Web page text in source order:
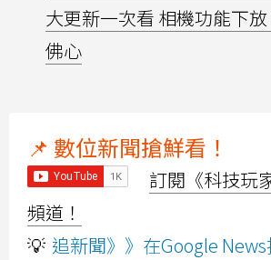
大更新一次看 相機功能下
佛心
📌 數位新聞搶鮮看！
訂閱《科技玩
頻道！
💡 追新聞》》在Google